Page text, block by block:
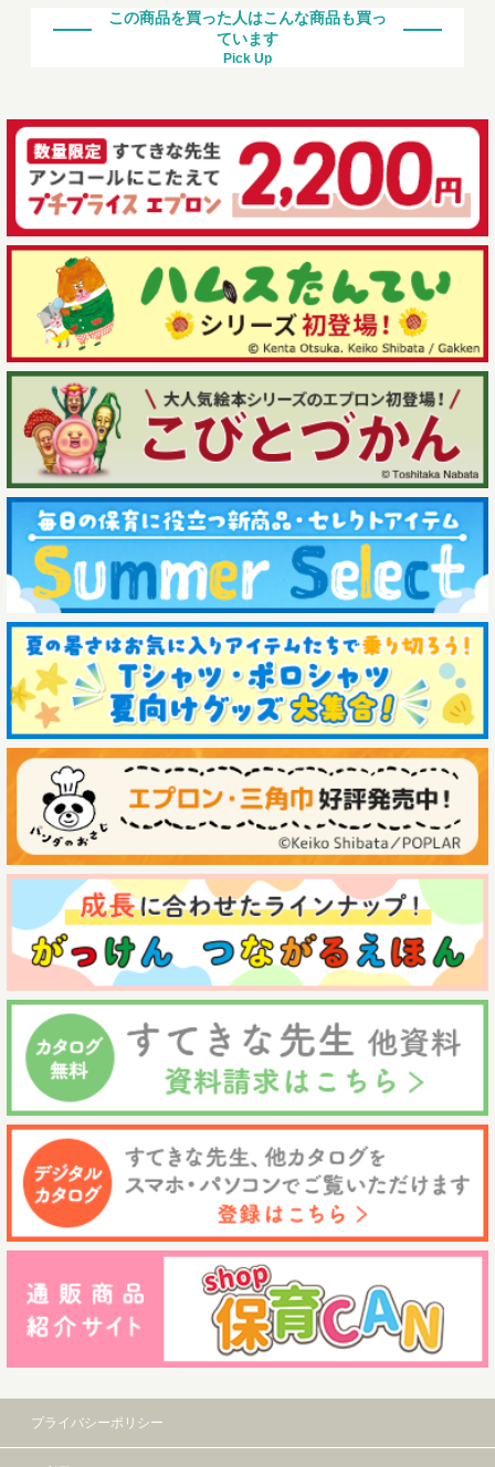
この商品を買った人はこんな商品も買っ
ています
Pick Up
プライバシーポリシー